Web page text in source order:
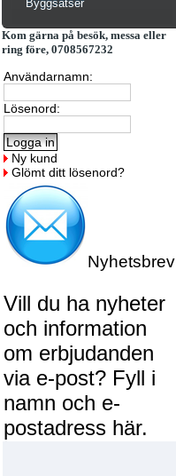
Byggsatser
Kom gärna på besök, messa eller
ring före, 0708567232
Användarnamn:
Lösenord:
Ny kund
Glömt ditt lösenord?
Nyhetsbrev
Vill du ha nyheter
och information
om erbjudanden
via e-post? Fyll i
namn och e-
postadress här.